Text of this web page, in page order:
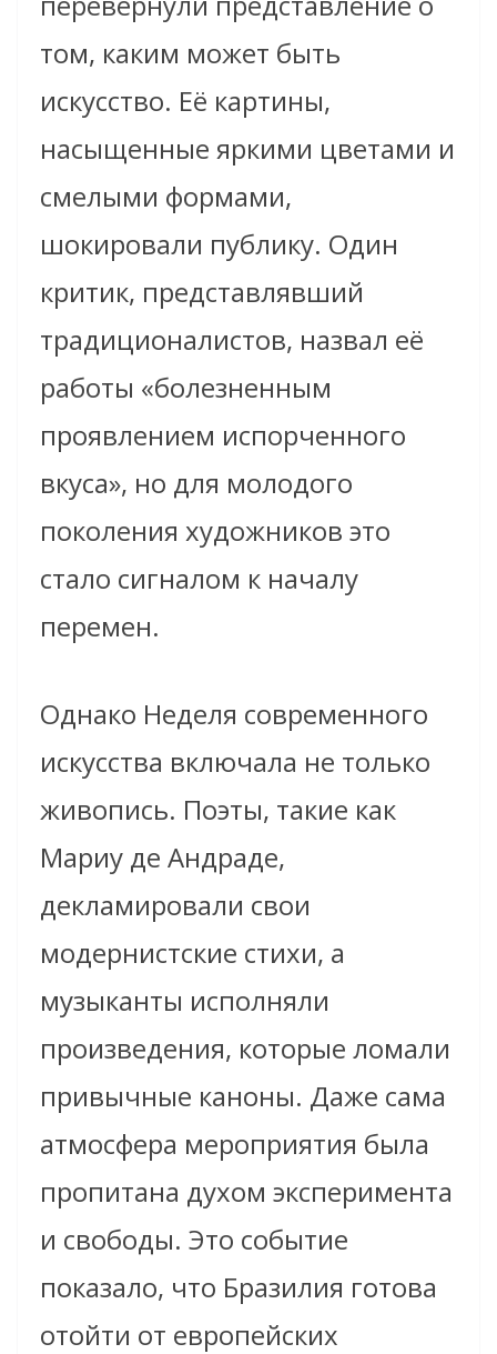
том, каким может быть
искусство. Её картины,
насыщенные яркими цветами и
смелыми формами,
шокировали публику. Один
критик, представлявший
традиционалистов, назвал её
работы «болезненным
проявлением испорченного
вкуса», но для молодого
поколения художников это
стало сигналом к началу
перемен.
Однако Неделя современного
искусства включала не только
живопись. Поэты, такие как
Мариу де Андраде,
декламировали свои
модернистские стихи, а
музыканты исполняли
произведения, которые ломали
привычные каноны. Даже сама
атмосфера мероприятия была
пропитана духом эксперимента
и свободы. Это событие
показало, что Бразилия готова
отойти от европейских